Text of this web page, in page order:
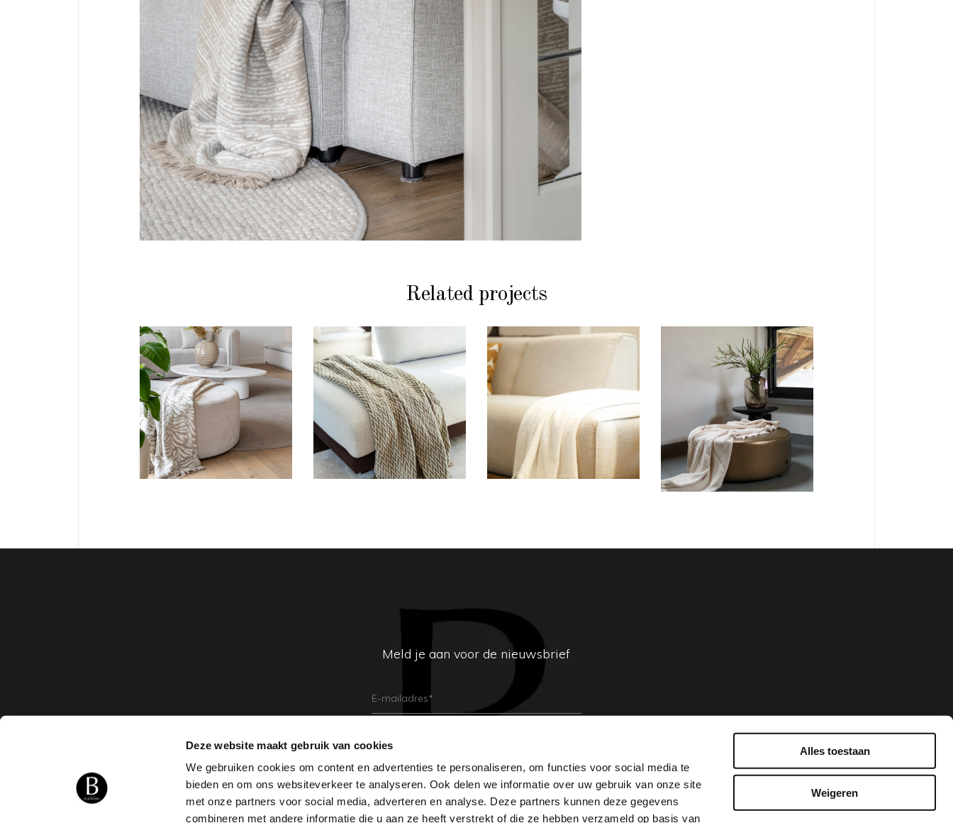
Deze website maakt gebruik van cookies
We gebruiken cookies om content en advertenties te personaliseren, om functies voor social media te
bieden en om ons websiteverkeer te analyseren. Ook delen we informatie over uw gebruik van onze site
met onze partners voor social media, adverteren en analyse. Deze partners kunnen deze gegevens
combineren met andere informatie die u aan ze heeft verstrekt of die ze hebben verzameld op basis van
Alles toestaan
Weigeren
Related projects
PLAIDS
Plaid met
PLAIDS
Plaid Olive Plaid White
PLAIDS
Plaid
Meld je aan voor de nieuwsbrief